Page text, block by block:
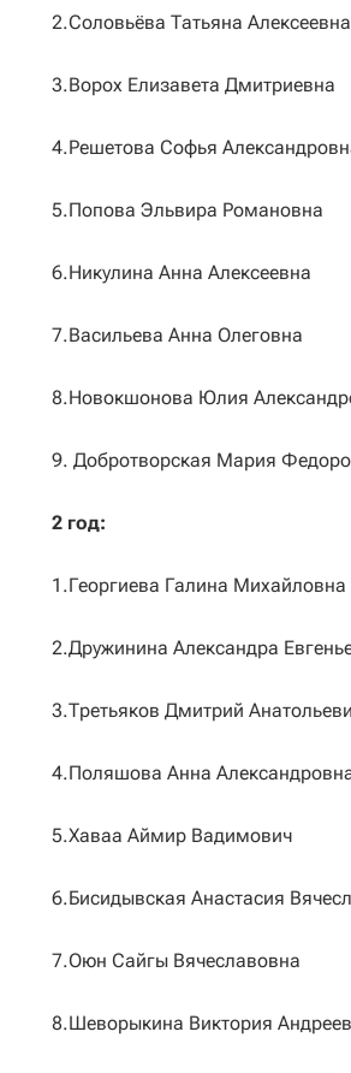
2.Соловьёва Татьяна Алексеевна
3.Ворох Елизавета Дмитриевна
4.Решетова Софья
5.Попова Эльвира Романовна
6.Никулина Анна Алексеевна
7.Васильева Анна Олеговна
8.Новокшонова Юлия
9. Добротворская Мария
2 год:
1.Георгиева Галина Михайловна
2.Дружинина Александра
3.Третьяков Дмитрий
4.Поляшова Анна
5.Хаваа Аймир Вадимович
6.Бисидывская Анастасия
7.Оюн Сайгы Вячеславовна
8.Шеворыкина Виктория